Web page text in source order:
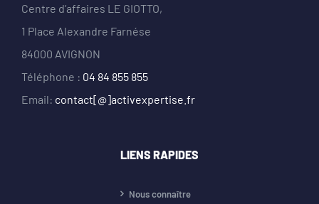
Centre d’affaires LE GIOTTO,
1 Place Alexandre Farnése
84000 AVIGNON
Téléphone : 04 84 855 855
Email: contact[@]activexpertise.fr
LIENS RAPIDES
Nous connaître